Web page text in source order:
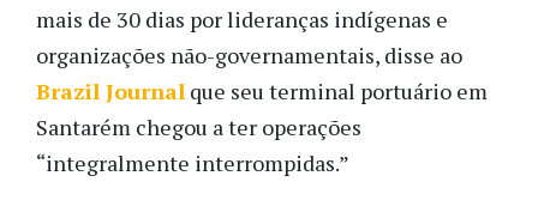
mais de 30 dias por lideranças indígenas e
organizações não-governamentais, disse ao
Brazil Journal que seu terminal portuário em
Santarém chegou a ter operações
“integralmente interrompidas.”